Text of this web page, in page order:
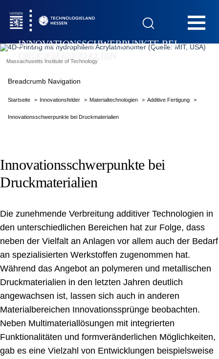
Startseite
Innovationsfelder
Netzwerke
Massachusetts Institute of Technology
INNOVATIONSSCHWERPUNKTE BEI
Breadcrumb Navigation
Startseite Innovationsfelder Materialtechnologien Additive Fertigung
Innovationsschwerpunkte bei Druckmaterialien
Innovationsschwerpunkte bei
Druckmaterialien
Die zunehmende Verbreitung additiver Technologien in
den unterschiedlichen Bereichen hat zur Folge, dass
neben der Vielfalt an Anlagen vor allem auch der Bedarf
an spezialisierten Werkstoffen zugenommen hat.
Während das Angebot an polymeren und metallischen
Druckmaterialien in den letzten Jahren deutlich
angewachsen ist, lassen sich auch in anderen
Materialbereichen Innovationssprünge beobachten.
Neben Multimateriallösungen mit integrierten
Funktionalitäten und formveränderlichen Möglichkeiten,
gab es eine Vielzahl von Entwicklungen beispielsweise